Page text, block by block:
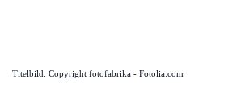
Titelbild: Copyright fotofabrika - Fotolia.com